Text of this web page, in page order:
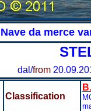
Nave da merce
dal/from
Classification